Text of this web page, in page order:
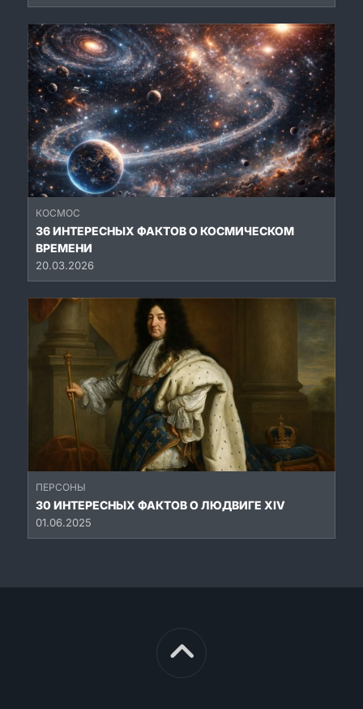
КОСМОС
36 ИНТЕРЕСНЫХ ФАКТОВ О КОСМИЧЕСКОМ
ВРЕМЕНИ
20.03.2026
ПЕРСОНЫ
30 ИНТЕРЕСНЫХ ФАКТОВ О ЛЮДВИГЕ XIV
01.06.2025